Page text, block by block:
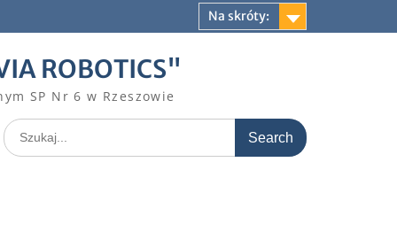
Na skróty:
ROBOTICS"
SP Nr 6 w Rzeszowie
Search
for: